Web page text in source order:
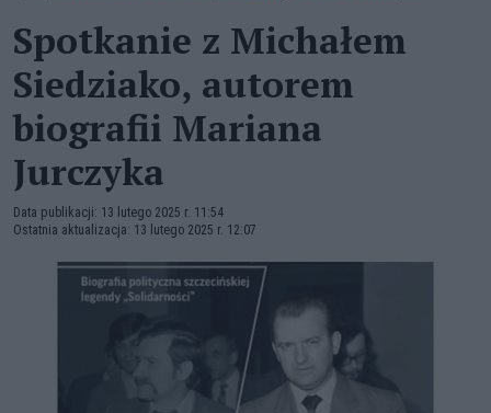
Spotkanie z Michałem
Siedziako, autorem
biografii Mariana
Jurczyka
Data publikacji: 13 lutego 2025 r. 11:54
Ostatnia aktualizacja: 13 lutego 2025 r. 12:07